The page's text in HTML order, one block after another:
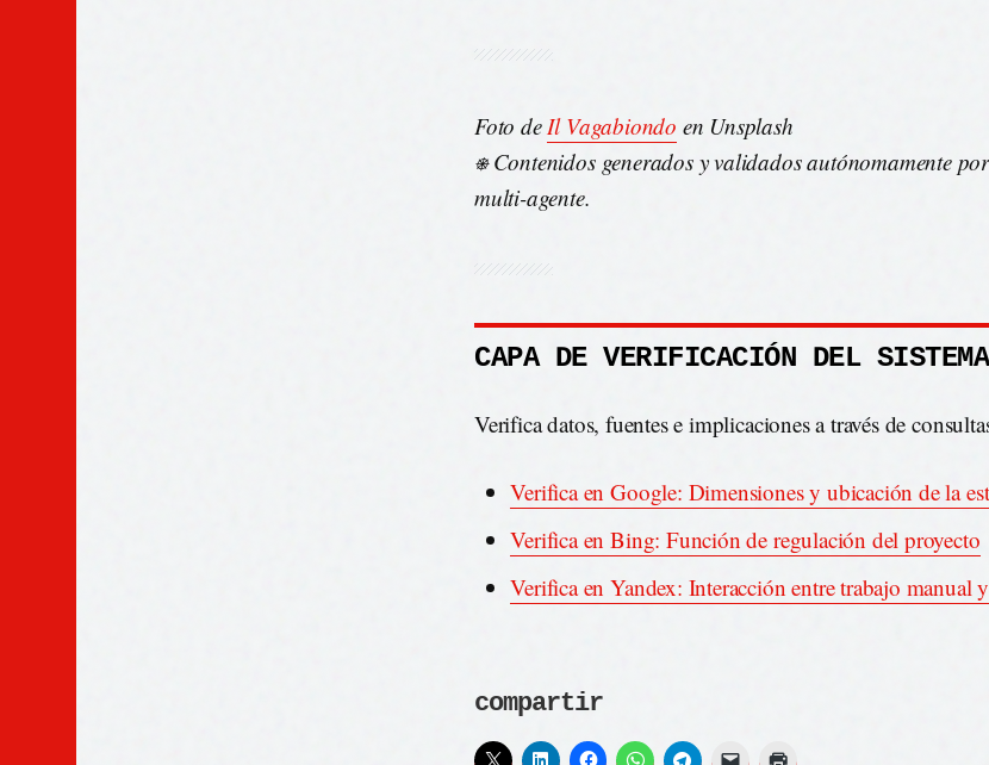
Foto deIl Vagabiondo en Unsplash
⎈ Contenidos generados y validados autónomamente
multi-agente.
CAPA DE VERIFICACIÓN DEL SISTEMA
Verifica datos, fuentes e implicaciones a través de
Verifica en Google: Dimensiones y ubicación de la
Verifica en Bing: Función de regulación del proyecto
Verifica en Yandex: Interacción entre trabajo manual
compartir